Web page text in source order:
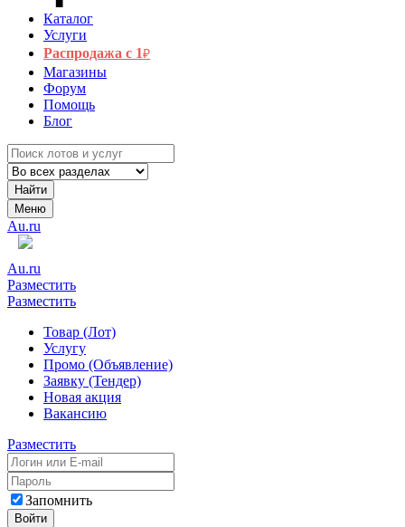
Каталог
Услуги
Распродажа с 1₽
Магазины
Форум
Помощь
Блог
Найти
Меню
Au.ru
Au.ru
Разместить
Разместить
Товар (Лот)
Услугу
Промо (Объявление)
Заявку (Тендер)
Новая акция
Вакансию
Разместить
Запомнить
Войти